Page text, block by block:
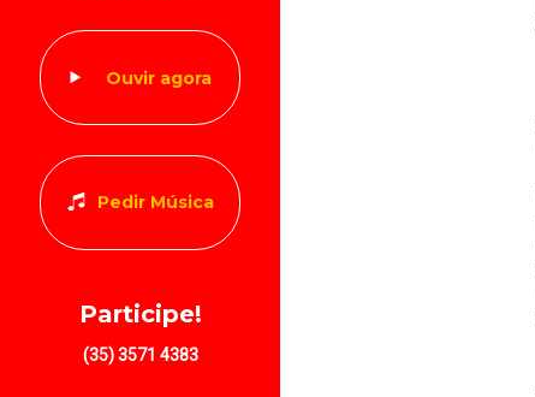
Ouvir agora
Pedir Música
Participe!
(35) 3571 4383